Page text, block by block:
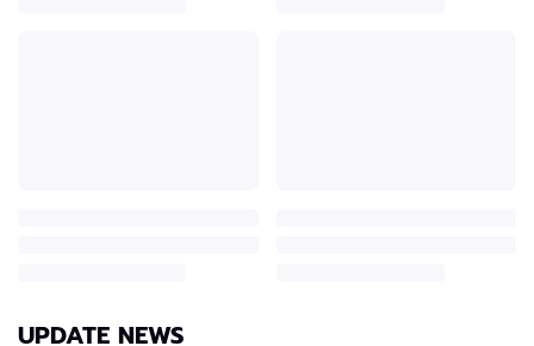
UPDATE NEWS